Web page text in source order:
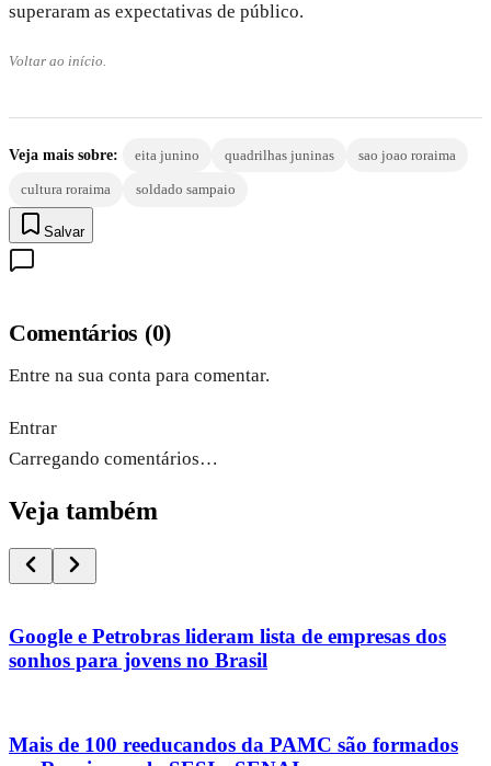
superaram as expectativas de público.
Voltar ao início.
Veja mais sobre: eita junino quadrilhas juninas sao joao roraima
cultura roraima soldado sampaio
Salvar
Comentários (0)
Entre na sua conta para comentar.
Entrar
Carregando comentários…
Veja também
Google e Petrobras lideram lista de empresas dos
sonhos para jovens no Brasil
Mais de 100 reeducandos da PAMC são formados